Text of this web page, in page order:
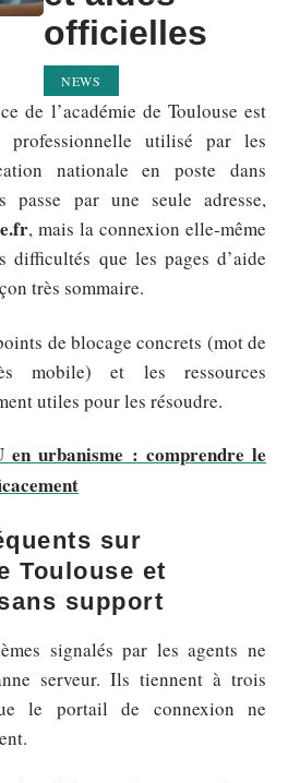
officielles
NEWS
de l’académie de Toulouse est
professionnelle utilisé par les
nationale en poste dans
passe par une seule adresse,
, mais la connexion elle-même
difficultés que les pages d’aide
très sommaire.
de blocage concrets (mot de
mobile) et les ressources
utiles pour les résoudre.
en urbanisme : comprendre le
sur
Toulouse et
support
signalés par les agents ne
serveur. Ils tiennent à trois
le portail de connexion ne